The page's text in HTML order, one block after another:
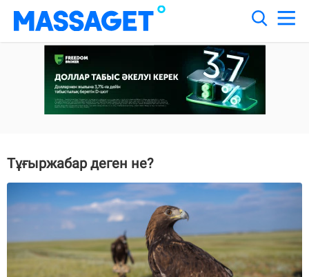
Тұғыржабар деген не?